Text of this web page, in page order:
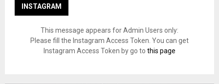
INSTAGRAM
This message appears for Admin Users only:
Please fill the Instagram Access Token. You can get
Instagram Access Token by go to this page